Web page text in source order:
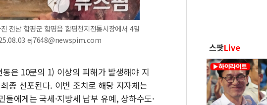
전남 함평군 함평읍 함평천지전통시장에서 4일
ej7648@newspim.com
은 10분의 1) 이상의 피해가 발생해야 지
종 선포된다. 이번 조치로 해당 지자체는
에게는 국세·지방세 납부 유예, 상하수도·
스팟Live